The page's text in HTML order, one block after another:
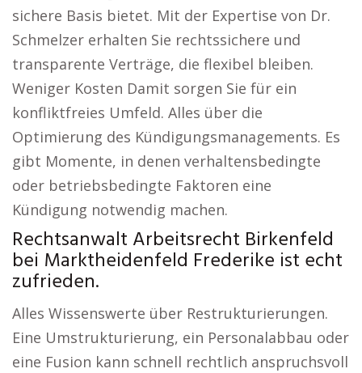
sichere Basis bietet. Mit der Expertise von Dr.
Schmelzer erhalten Sie rechtssichere und
transparente Verträge, die flexibel bleiben.
Weniger Kosten Damit sorgen Sie für ein
konfliktfreies Umfeld. Alles über die
Optimierung des Kündigungsmanagements. Es
gibt Momente, in denen verhaltensbedingte
oder betriebsbedingte Faktoren eine
Kündigung notwendig machen.
Rechtsanwalt Arbeitsrecht Birkenfeld
bei Marktheidenfeld Frederike ist echt
zufrieden.
Alles Wissenswerte über Restrukturierungen.
Eine Umstrukturierung, ein Personalabbau oder
eine Fusion kann schnell rechtlich anspruchsvoll